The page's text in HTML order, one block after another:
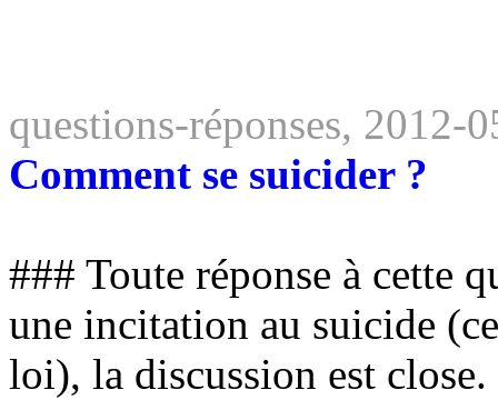
questions-réponses, 2012-
Comment se suicider ?
### Toute réponse à cette
une incitation au suicide
loi), la discussion est